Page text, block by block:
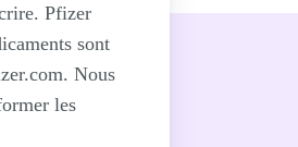
Pfizer
sont
Nous
les